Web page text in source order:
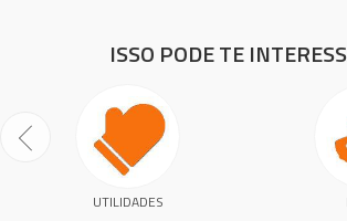
ISSO PODE TE
UTILIDADES